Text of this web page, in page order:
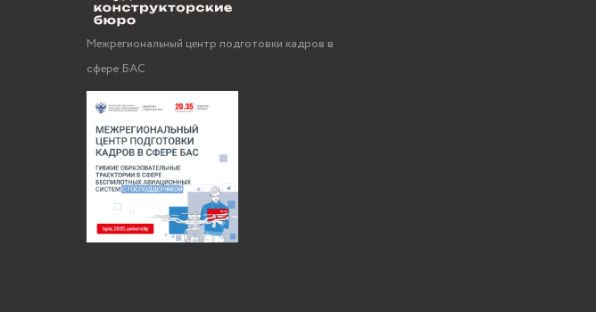
Межрегиональный центр подготовки кадров в
сфере БАС